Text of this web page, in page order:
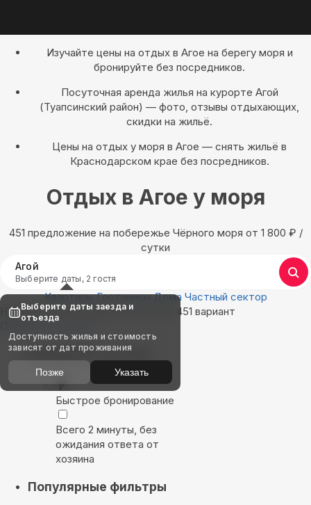
Изучайте цены на отдых в Агое на берегу моря и
бронируйте без посредников.
Посуточная аренда жилья на курорте Агой
(Туапсинский район) — фото, отзывы отдыхающих,
скидки на жильё.
Цены на отдых у моря в Агое — снять жильё в
Краснодарском крае без посредников.
Отдых в Агое у моря
451 предложение на побережье Чёрного моря oт 1 800 ₽ /
сутки
Агой
Выберите даты, 2 гостя
Квартиры Гостиницы Дома Частный сектор
Найдём, где остановиться в Агое: 451 вариант
Показать на карте
Выбирайте лучшее
Быстрое бронирование
Всего 2 минуты, без
ожидания ответа от
хозяина
Популярные фильтры
Выберите даты заезда и
отъезда
Доступность жилья и стоимость
зависят от дат проживания
Позже Указать